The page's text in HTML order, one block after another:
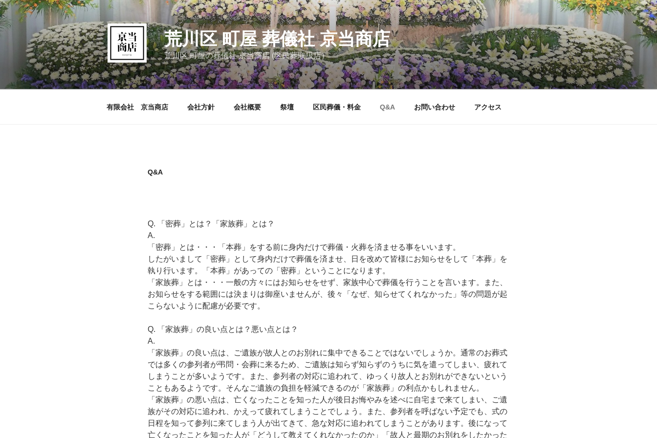
コ
ン
テ
キ
荒川区 町屋 葬儀社 京当商店
荒川区 町屋の葬儀社 京当商店 (区民葬取扱店）
有限会社 京当商店 会社方針 会社概要 祭壇 区民葬儀・料金 Q&A お問い合わせ アクセス
Q&A
Q. 「密葬」とは？「家族葬」とは？
A.
「密葬」とは・・・「本葬」をする前に身内だけで葬儀・火葬を済ませる事をいいます。
したがいまして「密葬」として身内だけで葬儀を済ませ、日を改めて皆様にお知らせをして「本葬」を
執り行います。「本葬」があっての「密葬」ということになります。
「家族葬」とは・・・一般の方々にはお知らせをせず、家族中心で葬儀を行うことを言います。また、
お知らせをする範囲には決まりは御座いませんが、後々「なぜ、知らせてくれなかった」等の問題が起
こらないように配慮が必要です。
Q. 「家族葬」の良い点とは？悪い点とは？
A.
「家族葬」の良い点は、ご遺族が故人とのお別れに集中できることではないでしょうか。通常のお葬式
では多くの参列者が弔問・会葬に来るため、ご遺族は知らず知らずのうちに気を遣ってしまい、疲れて
しまうことが多いようです。また、参列者の対応に追われて、ゆっくり故人とお別れができないという
こともあるようです。そんなご遺族の負担を軽減できるのが「家族葬」の利点かもしれません。
「家族葬」の悪い点は、亡くなったことを知った人が後日お悔やみを述べに自宅まで来てしまい、ご遺
族がその対応に追われ、かえって疲れてしまうことでしょう。また、参列者を呼ばない予定でも、式の
日程を知って参列に来てしまう人が出てきて、急な対応に追われてしまうことがあります。後になって
亡くなったことを知った人が「どうして教えてくれなかったのか」「故人と最期のお別れをしたかった